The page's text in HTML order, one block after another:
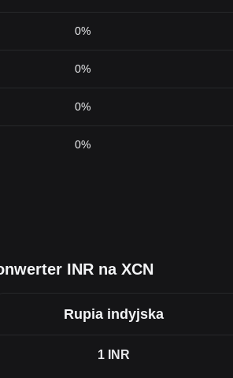
0%
0%
0%
0%
INR na XCN
Rupia indyjska
1 INR